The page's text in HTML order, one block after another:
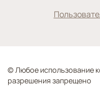
© Любое использование
разрешения запрещено